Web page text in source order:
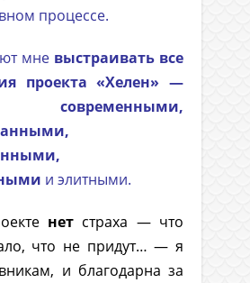
процессе.
мне выстраивать все
проекта «Хелен» —
современными,
и элитными.
нет страха — что
что не придут… — я
и благодарна за